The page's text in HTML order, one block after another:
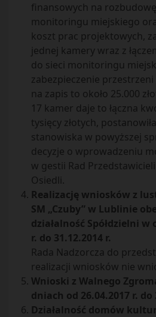
finansowych na
monitoringu miejskiego
koszt prac projektowych,
jednej kamery wraz z
do sieci monitoringu
zabezpieczenie
na zapis to około 25.000
17 kamer daje to łączna
tysięcy złotych,
stanowiska w powyższej
decyzje o wprowadzeniu
w gestii Rad
Osiedli.
Realizację wniosków z
SM „Czuby” w Lublinie
działalność Spółdzielni w
r. do 31.12.2014 r.
Rada Nadzorcza do
realizacji wniosków nie
Wnioski z Walnego
dniach od 26.04.2017 r. do
Działalność domów